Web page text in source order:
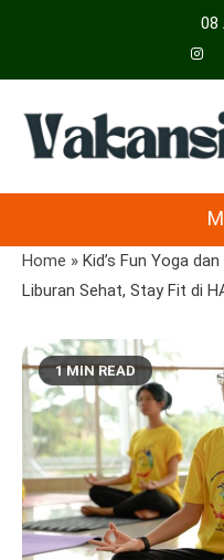
08
Vakansiinfo
Home » Kid’s Fun Yoga
Liburan Sehat, Stay Fit di
1 MIN READ